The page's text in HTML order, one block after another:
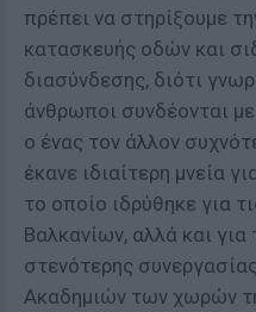
πρέπει να στηρίξουμε
κατασκευής οδών και
διασύνδεσης, διότι
άνθρωποι συνδέονται
ο ένας τον άλλον
έκανε ιδιαίτερη μνεία
το οποίο ιδρύθηκε για
Βαλκανίων, αλλά και για
στενότερης
Ακαδημιών των χωρών